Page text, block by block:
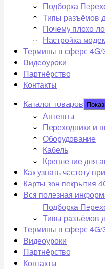
Подборка
Типы разъёмов
Почему плохо
Настройка
Термины в сфере 4G/
Видеоуроки
Партнёрство
Контакты
Каталог товаров
Антенны
Переходники и
Оборудование
Кабель
Крепление для
Как узнать частоту
Карты зон покрытия
Вся полезная
Подборка
Типы разъёмов
Термины в сфере 4G/
Видеоуроки
Партнёрство
Контакты